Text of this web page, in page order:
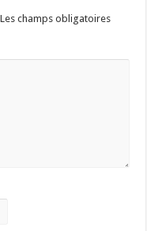
Les champs obligatoires